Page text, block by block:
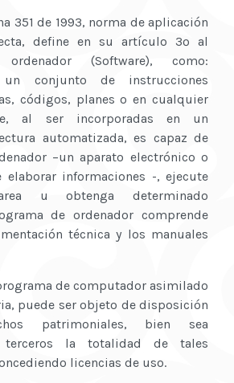
351 de 1993, norma de aplicación
define en su artículo 3º al
(Software), como:
un conjunto de instrucciones
códigos, planes o en cualquier
al ser incorporadas en un
automatizada, es capaz de
–un aparato electrónico o
elaborar informaciones -, ejecute
u obtenga determinado
de ordenador comprende
técnica y los manuales
de computador asimilado
puede ser objeto de disposición
patrimoniales, bien sea
terceros la totalidad de tales
licencias de uso.